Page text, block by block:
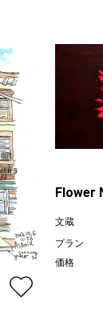
Flower
文蔵
プラン
価格